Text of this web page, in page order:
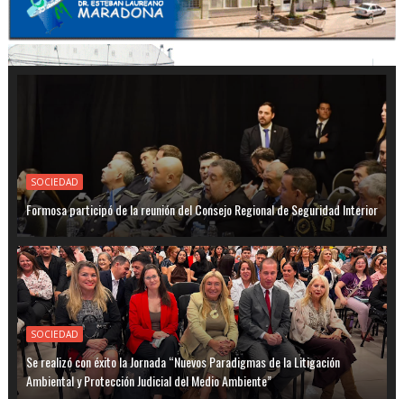
SOCIEDAD
Formosa participó de la reunión del Consejo Regional de Seguridad Interior
SOCIEDAD
Se realizó con éxito la Jornada “Nuevos Paradigmas de la Litigación
Ambiental y Protección Judicial del Medio Ambiente”